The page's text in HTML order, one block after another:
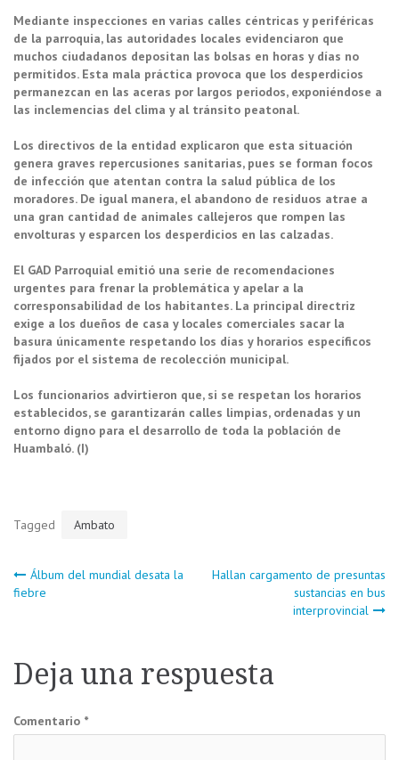
Mediante inspecciones en varias calles céntricas y periféricas
de la parroquia, las autoridades locales evidenciaron que
muchos ciudadanos depositan las bolsas en horas y días no
permitidos. Esta mala práctica provoca que los desperdicios
permanezcan en las aceras por largos periodos, exponiéndose a
las inclemencias del clima y al tránsito peatonal.
Los directivos de la entidad explicaron que esta situación
genera graves repercusiones sanitarias, pues se forman focos
de infección que atentan contra la salud pública de los
moradores. De igual manera, el abandono de residuos atrae a
una gran cantidad de animales callejeros que rompen las
envolturas y esparcen los desperdicios en las calzadas.
El GAD Parroquial emitió una serie de recomendaciones
urgentes para frenar la problemática y apelar a la
corresponsabilidad de los habitantes. La principal directriz
exige a los dueños de casa y locales comerciales sacar la
basura únicamente respetando los días y horarios específicos
fijados por el sistema de recolección municipal.
Los funcionarios advirtieron que, si se respetan los horarios
establecidos, se garantizarán calles limpias, ordenadas y un
entorno digno para el desarrollo de toda la población de
Huambaló. (I)
Tagged Ambato
Navegación
entradas
Álbum del mundial desata la
fiebre
Hallan cargamento de presuntas
sustancias en bus
interprovincial
Deja una respuesta
Comentario *